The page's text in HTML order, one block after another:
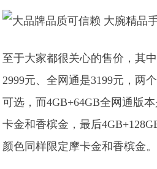
至于大家都很关心的售价，其
2999元、全网通是3199元，两
可选，而4GB+64GB全网通版
卡金和香槟金，最后
颜色同样限定摩卡金和香槟金。